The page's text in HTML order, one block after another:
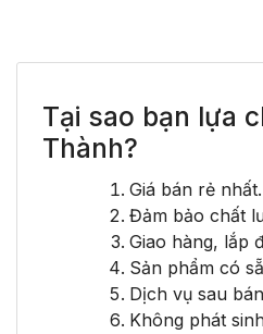
Tại sao bạn lựa
Thành?
Giá bán rẻ nhất.
Đảm bảo chất
Giao hàng, lắp
Sản phẩm có
Dịch vụ sau
Không phát